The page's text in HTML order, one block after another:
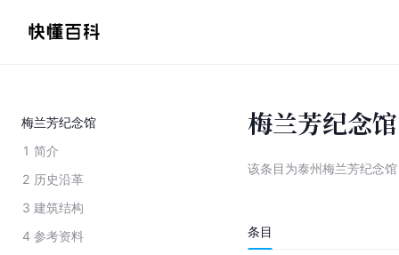
梅兰芳纪念馆
1 简介
2 历史沿革
3 建筑结构
4 参考资料
梅兰芳纪念馆
该条目为泰州梅兰芳纪念馆
条目